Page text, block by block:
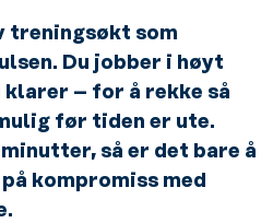
treningsøkt som
Du jobber i høyt
– for å rekke så
før tiden er ute.
så er det bare å
kompromiss med